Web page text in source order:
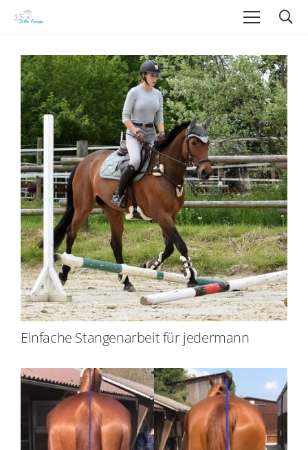
Einfache Stangenarbeit für jedermann